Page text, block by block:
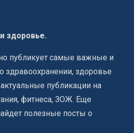
здоровье.
публикует самые важные и
здравоохранении, здоровье
публикации на
фитнеса, ЗОЖ. Еще
полезные посты о